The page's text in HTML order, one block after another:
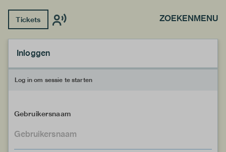
Tickets ZOEKENMENU
Inloggen
Log in om sessie te starten
Gebruikersnaam